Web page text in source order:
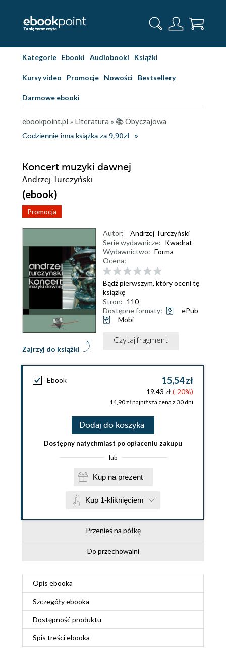
Kategorie Ebooki Audiobooki Książki
Kursy video Promocje Nowości Bestsellery
Darmowe ebooki
ebookpoint.pl » Literatura » 📚 Obyczajowa
Codziennie inna książka za 9,90zł
Koncert muzyki dawnej
Andrzej Turczyński
(ebook)
Promocja
Zajrzyj do książki
Autor:
Andrzej Turczyński
Serie wydawnicze: Kwadrat
Wydawnictwo: Forma
Ocena:
Bądź pierwszym, który oceni tę
książkę
Stron: 110
Dostępne formaty:
ePub
Mobi
Czytaj fragment
Ebook 15,54 zł
19,43 zł(-20%)
14,90 zł najniższa cena z 30 dni
Dodaj do koszyka
Dostępny natychmiast po opłaceniu zakupu
lub
Kup na prezent
Kup 1-kliknięciem
Przenieś na półkę
Do przechowalni
Opis ebooka
Szczegółyebooka
Dostępność produktu
Spis treściebooka